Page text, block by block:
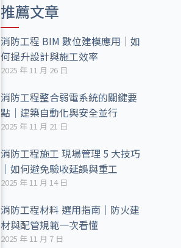
推薦文章
消防工程 BIM 數位建模應用｜如
何提升設計與施工效率
2025 年 11 月 26 日
消防工程整合弱電系統的關鍵要
點｜建築自動化與安全並行
2025 年 11 月 21 日
消防工程施工 現場管理 5 大技巧
｜如何避免驗收延誤與重工
2025 年 11 月 14 日
消防工程材料 選用指南｜防火建
材與配管規範一次看懂
2025 年 11 月 7 日